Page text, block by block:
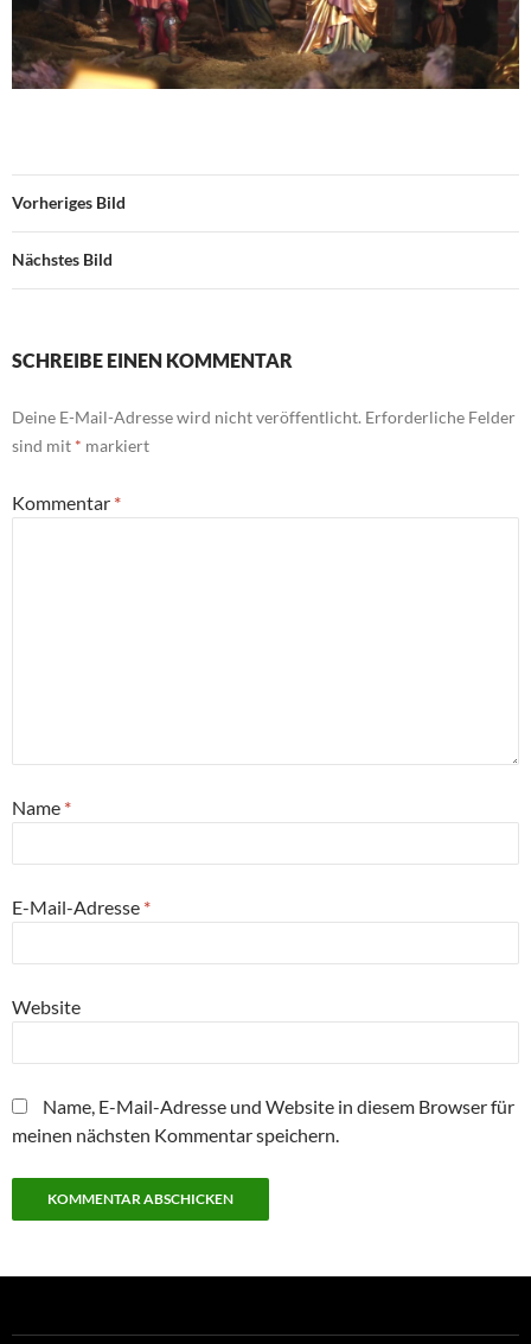
Vorheriges Bild
Nächstes Bild
SCHREIBE EINEN KOMMENTAR
Deine E-Mail-Adresse wird nicht veröffentlicht. Erforderliche Felder
sind mit * markiert
Kommentar *
Name *
E-Mail-Adresse *
Website
Name, E-Mail-Adresse und Website in diesem Browser für
meinen nächsten Kommentar speichern.